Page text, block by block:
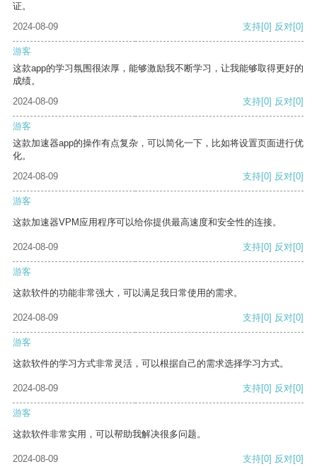
证。
2024-08-09
支持[0] 反对[0]
游客
这款app的学习氛围很浓厚，能够激励我不断学习，让我能够取得更好的
成绩。
2024-08-09
支持[0] 反对[0]
游客
这款加速器app的操作有点复杂，可以简化一下，比如将设置页面进行优
化。
2024-08-09
支持[0] 反对[0]
游客
这款加速器VPM应用程序可以给你提供最高速度和安全性的连接。
2024-08-09 支持[0] 反对[0]
游客
这款软件的功能非常强大，可以满足我日常使用的需求。
2024-08-09 支持[0] 反对[0]
游客
这款软件的学习方式非常灵活，可以根据自己的需求选择学习方式。
2024-08-09 支持[0] 反对[0]
游客
这款软件非常实用，可以帮助我解决很多问题。
2024-08-09 支持[0] 反对[0]